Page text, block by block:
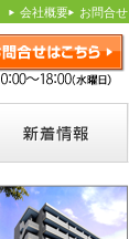
会社概要 お問合せ